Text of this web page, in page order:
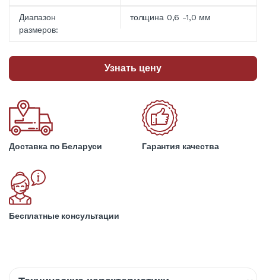
Диапазон
размеров:
толщина 0,6 -1,0 мм
Узнать цену
Доставка по Беларуси Гарантия качества
Бесплатные консультации